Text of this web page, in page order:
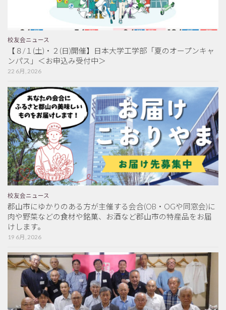
校友会ニュース
【８/１(土)・２(日)開催】日本大学工学部「夏のオープンキャ
ンパス」＜お申込み受付中＞
22 6月, 2026
校友会ニュース
郡山市にゆかりのある方が主催する会合(OB・OGや同窓会)に
肉や野菜などの食材や銘菓、お酒など郡山市の特産品をお届
けします。
19 6月, 2026